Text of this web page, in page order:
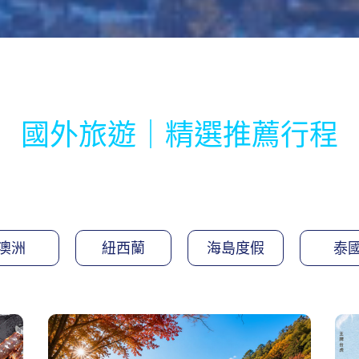
國外旅遊｜精選推薦行程
洲 紐西蘭 海島度假 泰